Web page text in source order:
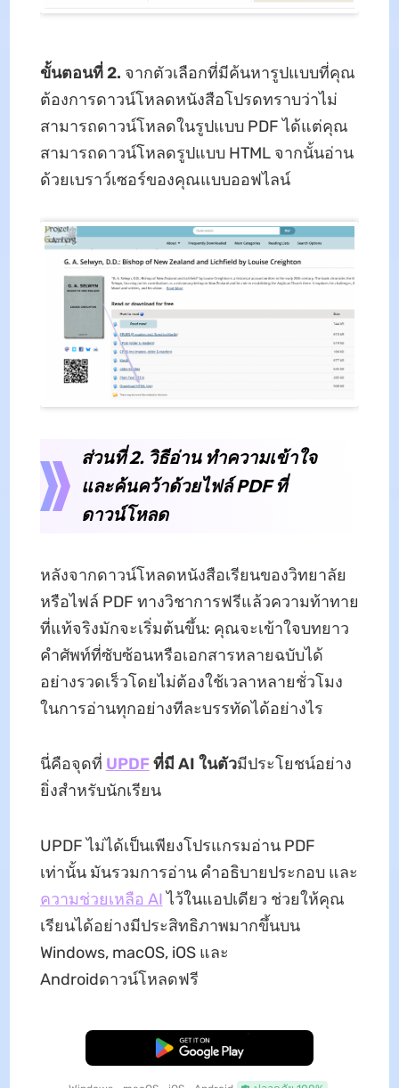
ขั้นตอนที่ 2. จากตัวเลือกที่มีค้นหารูปแบบที่คุณ
ต้องการดาวน์โหลดหนังสือโปรดทราบว่าไม่
สามารถดาวน์โหลดในรูปแบบ PDF ได้แต่คุณ
สามารถดาวน์โหลดรูปแบบ HTML จากนั้นอ่าน
ด้วยเบราว์เซอร์ของคุณแบบออฟไลน์
ส่วนที่ 2. วิธีอ่าน ทําความเข้าใจ
และค้นคว้าด้วยไฟล์ PDF ที่
ดาวน์โหลด
หลังจากดาวน์โหลดหนังสือเรียนของวิทยาลัย
หรือไฟล์ PDF ทางวิชาการฟรีแล้วความท้าทาย
ที่แท้จริงมักจะเริ่มต้นขึ้น: คุณจะเข้าใจบทยาว
คําศัพท์ที่ซับซ้อนหรือเอกสารหลายฉบับได้
อย่างรวดเร็วโดยไม่ต้องใช้เวลาหลายชั่วโมง
ในการอ่านทุกอย่างทีละบรรทัดได้อย่างไร
นี่คือจุดที่ UPDFที่มี AI ในตัวมีประโยชน์อย่าง
ยิ่งสําหรับนักเรียน
UPDF ไม่ได้เป็นเพียงโปรแกรมอ่าน PDF
เท่านั้น มันรวมการอ่าน คําอธิบายประกอบ และ
ความช่วยเหลือ AIไว้ในแอปเดียว ช่วยให้คุณ
เรียนได้อย่างมีประสิทธิภาพมากขึ้นบน
Windows, macOS, iOS และ
Androidดาวน์โหลดฟรี
ดาวน์โหลดฟรี